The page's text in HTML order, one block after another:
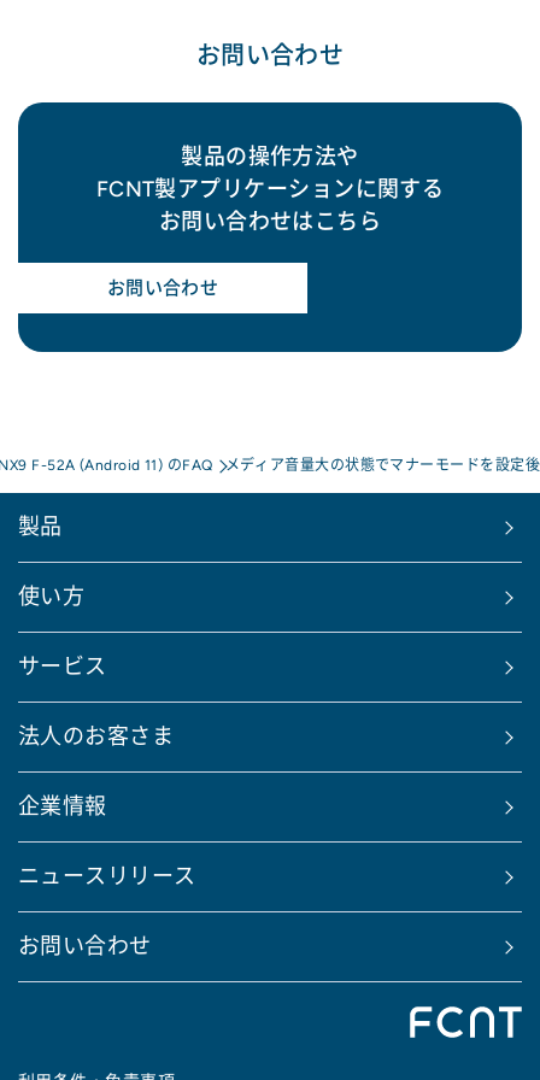
お問い合わせ
製品の操作方法や
FCNT製アプリケーションに関する
お問い合わせはこちら
お問い合わせ
F-52A (Android 11) のFAQ メディア音量大の状態でマナーモードを設定
製品
使い方
サービス
法人のお客さま
企業情報
ニュースリリース
お問い合わせ